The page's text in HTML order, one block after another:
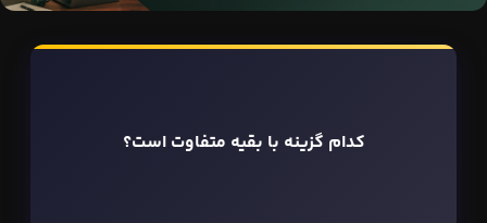
کدام گزینه با بقیه متفاوت است؟